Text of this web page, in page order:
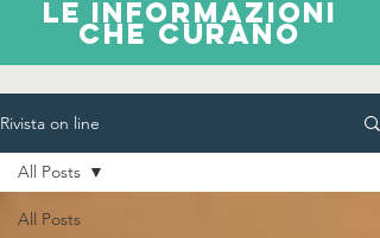
le informazioni
che curano
Rivista on line
All Posts
All Posts